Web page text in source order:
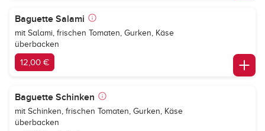
Baguette Salami
mit Salami, frischen Tomaten, Gurken, Käse
überbacken
12,00 €
Baguette Schinken
mit Schinken, frischen Tomaten, Gurken, Käse
überbacken